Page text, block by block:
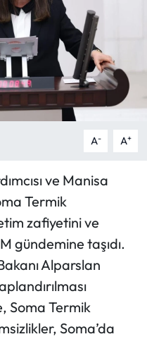
A- A+
ve Manisa
Termik
zafiyetini ve
gündemine taşıdı.
Alparslan
Soma Termik
Soma’da